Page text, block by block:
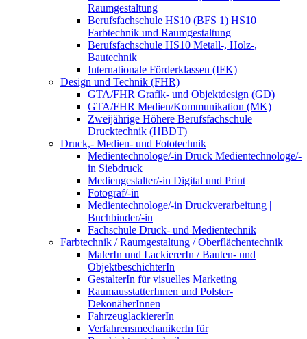
Raumgestaltung
Berufsfachschule HS10 (BFS 1) HS10
Farbtechnik und Raumgestaltung
Berufsfachschule HS10 Metall-, Holz-,
Bautechnik
Internationale Förderklassen (IFK)
Design und Technik (FHR)
GTA/FHR Grafik- und Objektdesign (GD)
GTA/FHR Medien/Kommunikation (MK)
Zweijährige Höhere Berufsfachschule
Drucktechnik (HBDT)
Druck,- Medien- und Fototechnik
Medientechnologe/-in Druck Medientechnologe/-
in Siebdruck
Mediengestalter/-in Digital und Print
Fotograf/-in
Medientechnologe/-in Druckverarbeitung |
Buchbinder/-in
Fachschule Druck- und Medientechnik
Farbtechnik / Raumgestaltung / Oberflächentechnik
MalerIn und LackiererIn / Bauten- und
ObjektbeschichterIn
GestalterIn für visuelles Marketing
RaumausstatterInnen und Polster-
DekonäherInnen
FahrzeuglackiererIn
VerfahrensmechanikerIn für